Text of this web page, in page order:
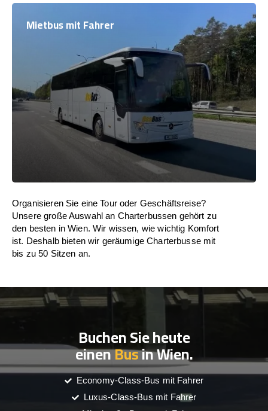
Mietbus mit Fahrer
Organisieren Sie eine Tour oder Geschäftsreise?
Unsere große Auswahl an Charterbussen gehört zu
den besten in Wien. Wir wissen, wie wichtig Komfort
ist. Deshalb bieten wir geräumige Charterbusse mit
bis zu 50 Sitzen an.
Buchen Sie heute
einenBusin Wien.
Economy-Class-Bus mit Fahrer
Luxus-Class-Bus mit Fahrer